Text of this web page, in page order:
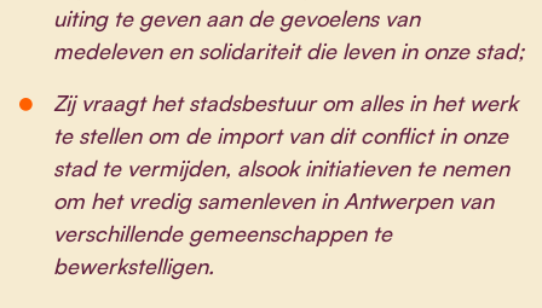
uiting te geven aan de gevoelens van
medeleven en solidariteit die leven in onze stad;
Zij vraagt het stadsbestuur om alles in het werk
te stellen om de import van dit conflict in onze
stad te vermijden, alsook initiatieven te nemen
om het vredig samenleven in Antwerpen van
verschillende gemeenschappen te
bewerkstelligen.